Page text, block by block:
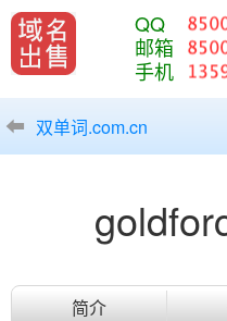
QQ
邮箱
手机
双单词.com.cn
简介